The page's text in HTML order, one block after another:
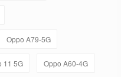
Oppo A79-5G
11 5G Oppo A60-4G